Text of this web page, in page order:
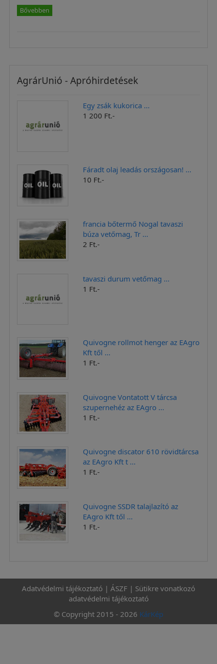
Bővebben
AgrárUnió - Apróhirdetések
Egy zsák kukorica ...
1 200 Ft.-
Fáradt olaj leadás országosan! ...
10 Ft.-
francia bőtermő Nogal tavaszi
búza vetőmag, Tr ...
2 Ft.-
tavaszi durum vetőmag ...
1 Ft.-
Quivogne rollmot henger az EAgro
Kft től ...
1 Ft.-
Quivogne Vontatott V tárcsa
szupernehéz az EAgro ...
1 Ft.-
Quivogne discator 610 rövidtárcsa
az EAgro Kft t ...
1 Ft.-
Quivogne SSDR talajlazító az
EAgro Kft től ...
1 Ft.-
Adatvédelmi tájékoztató | ÁSZF | Sütikre vonatkozó
adatvédelmi tájékoztató
© Copyright 2015 - 2026 KárKép